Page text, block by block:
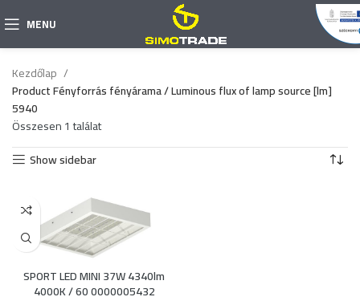
MENU
Kezdőlap
Product Fényforrás fényárama / Luminous flux of lamp source [lm]
5940
Összesen 1 találat
Show sidebar
SPORT LED MINI 37W 4340lm
4000K / 60 0000005432